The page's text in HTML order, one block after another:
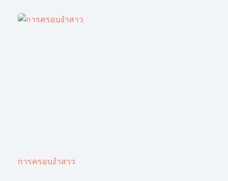
การครอบงำสาว